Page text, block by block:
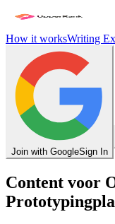
How it worksWriting
Join with GoogleSign In
Content voor